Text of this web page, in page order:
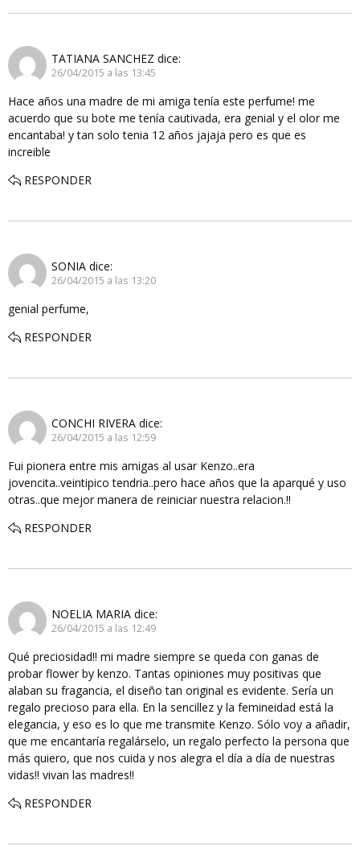
TATIANA SANCHEZ dice:
26/04/2015 a las 13:45
Hace años una madre de mi amiga tenía este perfume! me
acuerdo que su bote me tenía cautivada, era genial y el olor me
encantaba! y tan solo tenia 12 años jajaja pero es que es
increible
RESPONDER
SONIA dice:
26/04/2015 a las 13:20
genial perfume,
RESPONDER
CONCHI RIVERA dice:
26/04/2015 a las 12:59
Fui pionera entre mis amigas al usar Kenzo..era
jovencita..veintipico tendria..pero hace años que la aparqué y uso
otras..que mejor manera de reiniciar nuestra relacion.!!
RESPONDER
NOELIA MARIA dice:
26/04/2015 a las 12:49
Qué preciosidad!! mi madre siempre se queda con ganas de
probar flower by kenzo. Tantas opiniones muy positivas que
alaban su fragancia, el diseño tan original es evidente. Sería un
regalo precioso para ella. En la sencillez y la femineidad está la
elegancia, y eso es lo que me transmite Kenzo. Sólo voy a añadir,
que me encantaría regalárselo, un regalo perfecto la persona que
más quiero, que nos cuida y nos alegra el día a día de nuestras
vidas!! vivan las madres!!
RESPONDER